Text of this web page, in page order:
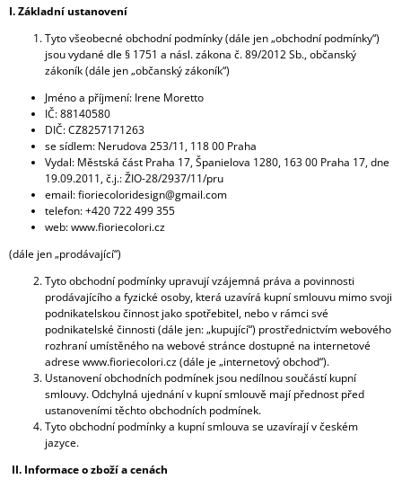
I. Základní ustanovení
Tyto všeobecné obchodní podmínky (dále jen „obchodní podmínky“)
jsou vydané dle § 1751 a násl. zákona č. 89/2012 Sb., občanský
zákoník (dále jen „občanský zákoník“)
Jméno a příjmení: Irene Moretto
IČ: 88140580
DIČ: CZ8257171263
se sídlem: Nerudova 253/11, 118 00 Praha
Vydal: Městská část Praha 17, Španielova 1280, 163 00 Praha 17, dne
19.09.2011, č.j.: ŽIO-28/2937/11/pru
email: fioriecoloridesign@gmail.com
telefon: +420 722 499 355
web: www.fioriecolori.cz
(dále jen „prodávající“)
Tyto obchodní podmínky upravují vzájemná práva a povinnosti
prodávajícího a fyzické osoby, která uzavírá kupní smlouvu mimo svoji
podnikatelskou činnost jako spotřebitel, nebo v rámci své
podnikatelské činnosti (dále jen: „kupující“) prostřednictvím webového
rozhraní umístěného na webové stránce dostupné na internetové
adrese www.fioriecolori.cz (dále je „internetový obchod“).
Ustanovení obchodních podmínek jsou nedílnou součástí kupní
smlouvy. Odchylná ujednání v kupní smlouvě mají přednost před
ustanoveními těchto obchodních podmínek.
Tyto obchodní podmínky a kupní smlouva se uzavírají v českém
jazyce.
II. Informace o zboží a cenách
U
N
?
HLEDAT
O